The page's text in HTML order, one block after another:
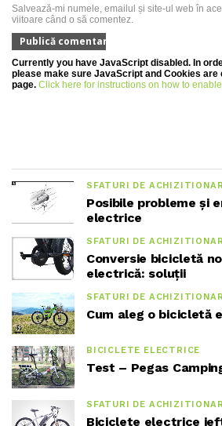
Salvează-mi numele, emailul și site-ul web în
viitoare când o să comentez.
Currently you have JavaScript disabled. In
please make sure JavaScript and Cookies are
page. Click here for instructions on how to
SFATURI DE
Posibile probleme și
electrice
SFATURI DE
Conversie bicicletă
electrică: soluții
SFATURI DE
Cum aleg o bicicletă
BICICLETE ELECTRICE
Test – Pegas
SFATURI DE
Biciclete electrice